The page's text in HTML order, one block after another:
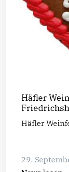
Häfler
Häfler
29.